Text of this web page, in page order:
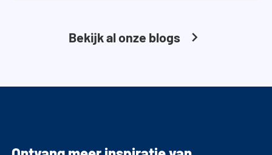
Bekijk al onze blogs